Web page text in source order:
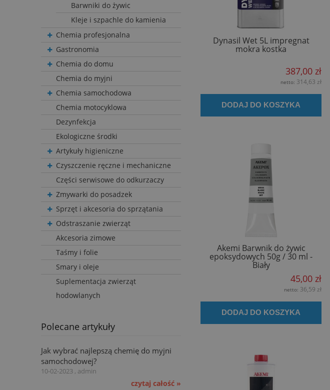
Barwniki do żywic
Kleje i szpachle do kamienia
Chemia profesjonalna
Gastronomia
Chemia do domu
Chemia do myjni
Chemia samochodowa
Chemia motocyklowa
Dezynfekcja
Ekologiczne środki
Artykuły higieniczne
Czyszczenie ręczne i mechaniczne
Części serwisowe do odkurzaczy
Zmywarki do posadzek
Sprzęt i akcesoria do sprzątania
Odstraszanie zwierząt
Akcesoria zimowe
Taśmy i folie
Smary i oleje
Suplementacja zwierząt
hodowlanych
Polecane artykuły
Jak wybrać najlepszą chemię do myjni
samochodowej?
10-02-2023 , admin
czytaj całość »
Dynasil Wet 5L impregnat
mokra kostka
387,00 zł
netto: 314,63 zł
DODAJ DO KOSZYKA
Akemi Barwnik do żywic
epoksydowych 50g / 30 ml -
Biały
45,00 zł
netto: 36,59 zł
DODAJ DO KOSZYKA